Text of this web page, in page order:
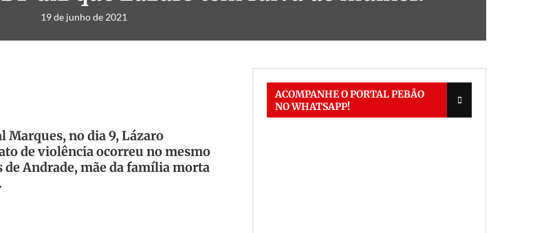
19 de junho de 2021
Marques, no dia 9, Lázaro
de violência ocorreu no mesmo
de Andrade, mãe da família morta
ACOMPANHE O PORTAL PEBÃO
NO WHATSAPP!